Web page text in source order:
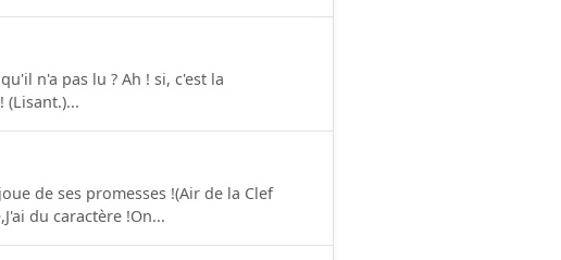
n'a pas lu ? Ah ! si, c'est la
(Lisant.)...
de ses promesses !(Air de la Clef
du caractère !On...